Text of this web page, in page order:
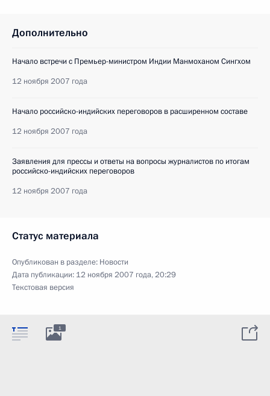
Дополнительно
Начало встречи с Премьер-министром Индии Манмоханом Сингхом
12 ноября 2007 года
Начало российско-индийских переговоров в расширенном составе
12 ноября 2007 года
Заявления для прессы и ответы на вопросы журналистов по итогам
российско-индийских переговоров
12 ноября 2007 года
Статус материала
Опубликован в разделе: Новости
Дата публикации: 12 ноября 2007 года, 20:29
Текстовая версия
1